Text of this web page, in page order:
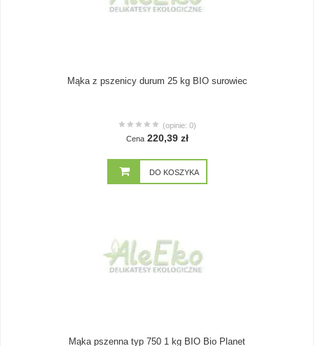
Mąka z pszenicy durum 25 kg BIO surowiec
(opinie: 0)
Cena 220,39 zł
DO KOSZYKA
Mąka pszenna typ 750 1 kg BIO Bio Planet